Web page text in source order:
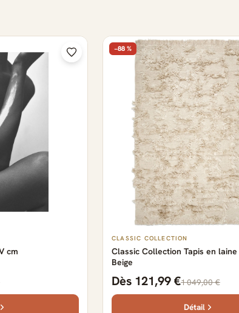
cm
−88 %
CLASSIC COLLECTION
Classic Collection Tapis en laine
Beige
Dès 121,99 €1 049,00 €
Détail